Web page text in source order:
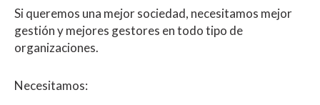
Si queremos una mejor sociedad, necesitamos mejor
gestión y mejores gestores en todo tipo de
organizaciones.
Necesitamos: